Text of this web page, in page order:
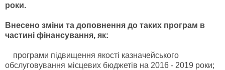
роки.
Внесено зміни та доповнення до таких програм в
частині фінансування, як:
програми підвищення якості казначейського
обслуговування місцевих бюджетів на 2016 - 2019 роки;